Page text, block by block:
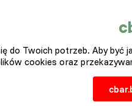
do Twoich potrzeb. Aby być
cookies oraz